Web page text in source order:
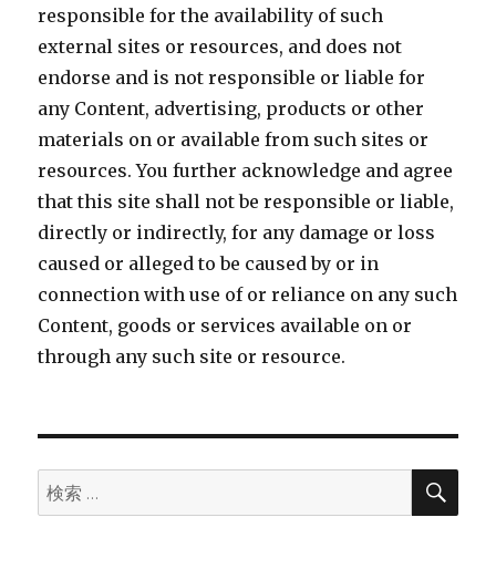
responsible for the availability of such
external sites or resources, and does not
endorse and is not responsible or liable for
any Content, advertising, products or other
materials on or available from such sites or
resources. You further acknowledge and agree
that this site shall not be responsible or liable,
directly or indirectly, for any damage or loss
caused or alleged to be caused by or in
connection with use of or reliance on any such
Content, goods or services available on or
through any such site or resource.
検
索:
検